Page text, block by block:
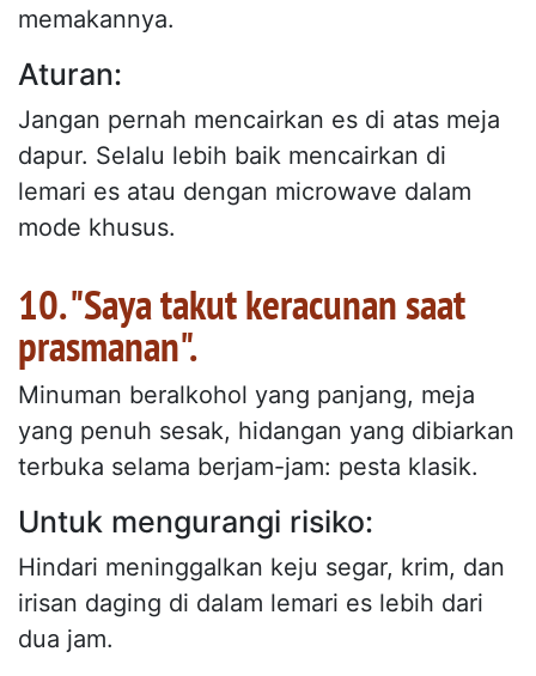
memakannya.
Aturan:
Jangan pernah mencairkan es di atas meja
dapur. Selalu lebih baik mencairkan di
lemari es atau dengan microwave dalam
mode khusus.
10. "Saya takut keracunan saat
prasmanan".
Minuman beralkohol yang panjang, meja
yang penuh sesak, hidangan yang dibiarkan
terbuka selama berjam-jam: pesta klasik.
Untuk mengurangi risiko:
Hindari meninggalkan keju segar, krim, dan
irisan daging di dalam lemari es lebih dari
dua jam.